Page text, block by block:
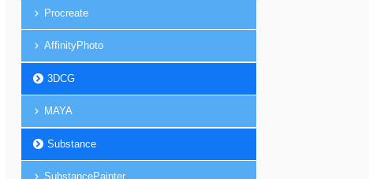
Procreate
AffinityPhoto
3DCG
MAYA
Substance
SubstancePainter